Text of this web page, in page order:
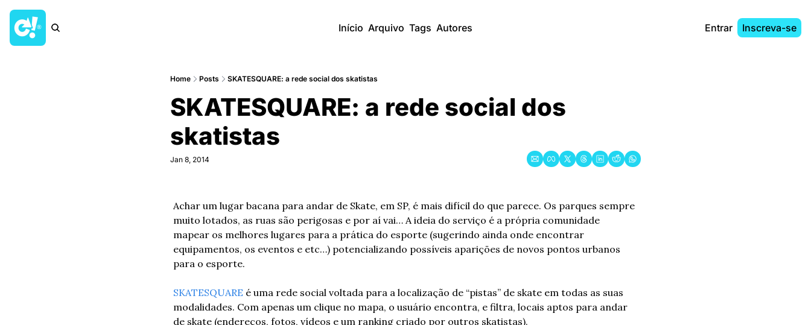
Início Arquivo Tags Autores Entrar Inscreva-se
Home Posts SKATESQUARE: a rede social dos skatistas
SKATESQUARE: a rede social dos
skatistas
Jan 8, 2014
Achar um lugar bacana para andar de Skate, em SP, é mais difícil do que parece. Os parques sempre
muito lotados, as ruas são perigosas e por aí vai… A ideia do serviço é a própria comunidade
mapear os melhores lugares para a prática do esporte (sugerindo ainda onde encontrar
equipamentos, os eventos e etc…) potencializando possíveis aparições de novos pontos urbanos
para o esporte.
SKATESQUARE é uma rede social voltada para a localização de “pistas” de skate em todas as suas
modalidades. Com apenas um clique no mapa, o usuário encontra, e filtra, locais aptos para andar
de skate (endereços, fotos, vídeos e um ranking criado por outros skatistas).